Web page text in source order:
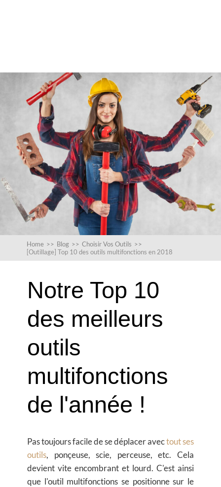
Home >> Blog >> Choisir Vos Outils >>
[Outillage] Top 10 des outils multifonctions en 2018
Notre Top 10
des meilleurs
outils
multifonctions
de l'année !
Pas toujours facile de se déplacer avectout ses
outils, ponçeuse, scie, perceuse, etc. Cela
devient vite encombrant et lourd. C'est ainsi
que l'outil multifonctions se positionne sur le